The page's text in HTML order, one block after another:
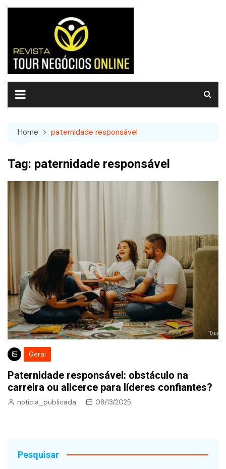
Skip
Home paternidade responsável
Tag: paternidade responsável
Geral
Paternidade responsável: obstáculo na
carreira ou alicerce para líderes confiantes?
noticia_publicada 08/13/2025
Pesquisar